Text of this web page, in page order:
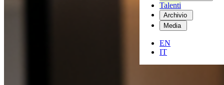
Talenti
Archivio
Media
EN
IT